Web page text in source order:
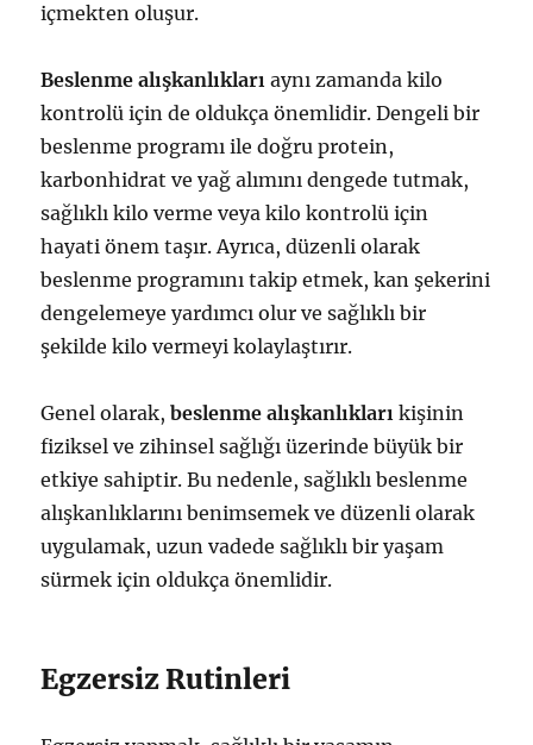
içmekten oluşur.
Beslenme alışkanlıkları aynı zamanda kilo
kontrolü için de oldukça önemlidir. Dengeli bir
beslenme programı ile doğru protein,
karbonhidrat ve yağ alımını dengede tutmak,
sağlıklı kilo verme veya kilo kontrolü için
hayati önem taşır. Ayrıca, düzenli olarak
beslenme programını takip etmek, kan şekerini
dengelemeye yardımcı olur ve sağlıklı bir
şekilde kilo vermeyi kolaylaştırır.
Genel olarak,beslenme alışkanlıkları kişinin
fiziksel ve zihinsel sağlığı üzerinde büyük bir
etkiye sahiptir. Bu nedenle, sağlıklı beslenme
alışkanlıklarını benimsemek ve düzenli olarak
uygulamak, uzun vadede sağlıklı bir yaşam
sürmek için oldukça önemlidir.
Egzersiz Rutinleri